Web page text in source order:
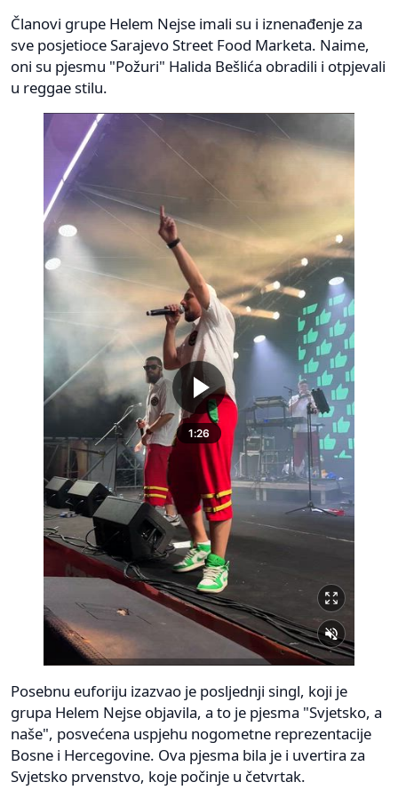
Članovi grupe Helem Nejse imali su i iznenađenje za
sve posjetioce Sarajevo Street Food Marketa. Naime,
oni su pjesmu "Požuri" Halida Bešlića obradili i otpjevali
u reggae stilu.
Posebnu euforiju izazvao je posljednji singl, koji je
grupa Helem Nejse objavila, a to je pjesma "Svjetsko, a
naše", posvećena uspjehu nogometne reprezentacije
Bosne i Hercegovine. Ova pjesma bila je i uvertira za
Svjetsko prvenstvo, koje počinje u četvrtak.